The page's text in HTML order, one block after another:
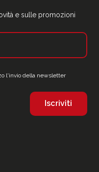
e sulle promozioni
l'invio della newsletter